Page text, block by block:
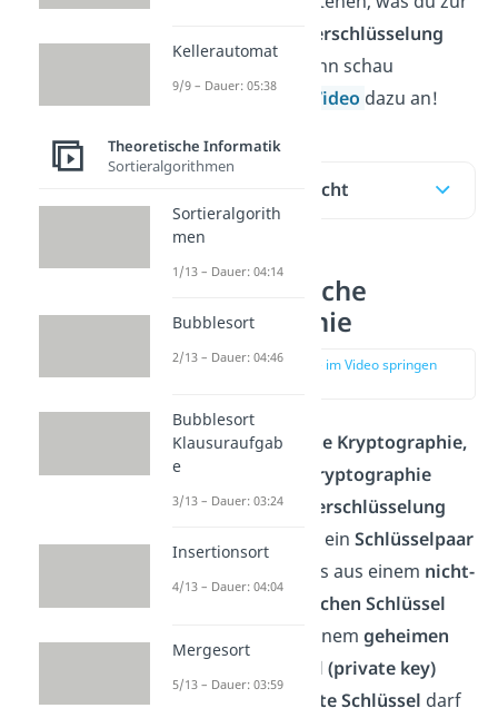
asymmetrische Verschlüsselung
wissen musst? Dann schau
unbedingt unser
Video dazu an!
Inhaltsübersicht
Asymmetrische
Kryptographie
zur Stelle im Video springen
DieAsymmetrische Kryptographie,
auch
Public-Key Kryptographie
oder Public-Key Verschlüsselung
genannt, ist durch einSchlüsselpaar
charakterisiert, das aus einem nicht-
geheimen öffentlichen Schlüssel
und einemgeheimen
privaten Schlüssel (private key)
private Schlüssel darf
Kellerautomat
9/9 – Dauer: 05:38
Theoretische Informatik
Sortieralgorithmen
Sortieralgorith
men
1/13 – Dauer: 04:14
Bubblesort
2/13 – Dauer: 04:46
Bubblesort
Klausuraufgab
e
3/13 – Dauer: 03:24
Insertionsort
4/13 – Dauer: 04:04
Mergesort
5/13 – Dauer: 03:59